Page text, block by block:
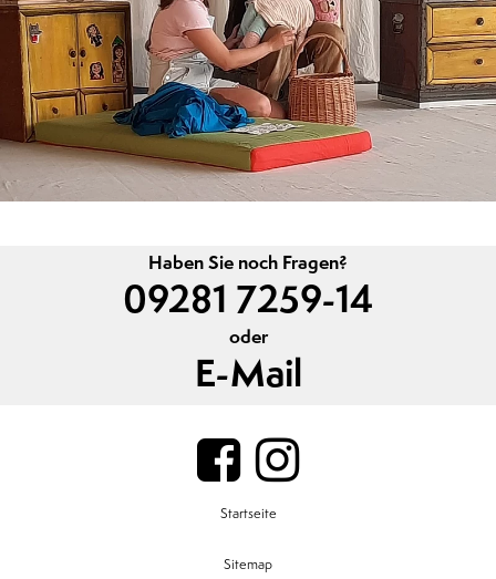
Haben Sie noch Fragen?
09281 7259-14
oder
E-Mail
Startseite
Sitemap